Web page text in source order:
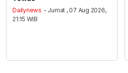
Dailynews - Jumat , 07 Aug 2026,
21:15 WIB